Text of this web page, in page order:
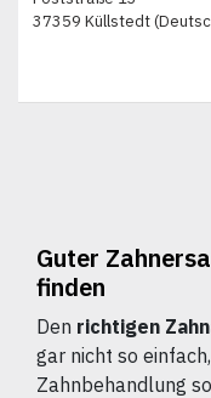
37359 Küllstedt
Guter
finden
Den richtigen
gar nicht so
Zahnbehandlung